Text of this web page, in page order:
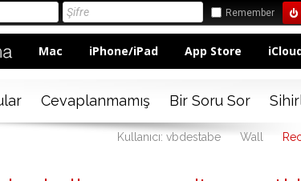
Remember
Mac iPhone/iPad App Store
Cevaplanmamış Bir Soru Sor
Kullanıcı: vbdestabe Wall